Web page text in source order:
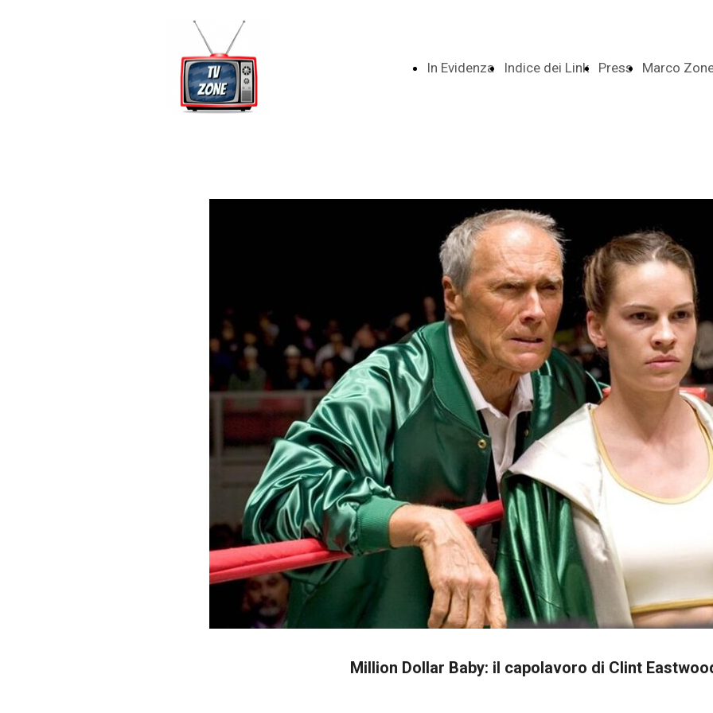
In Evidenza Indice dei Link Press Marco
Million Dollar Baby: il capolavoro di Clint